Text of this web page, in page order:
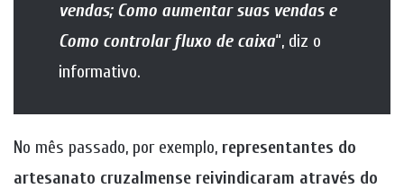
vendas; Como aumentar suas vendas e
Como controlar fluxo de caixa“, diz o
informativo.
No mês passado, por exemplo, representantes do
artesanato cruzalmense reivindicaram através do